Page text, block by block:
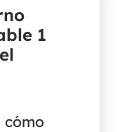
1
cómo